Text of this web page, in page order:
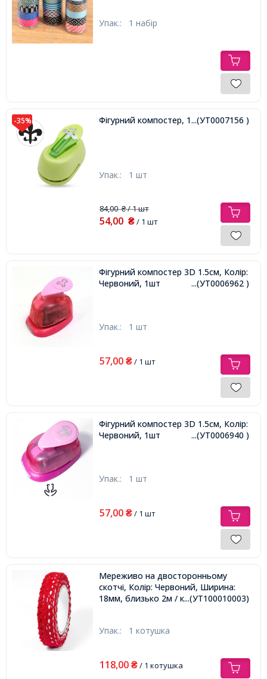
Упак.: 1 набір
-35% Фігурний компостер, 1шт ...(УТ0007156 )
Упак.: 1 шт
84,00₴/ 1 шт
54,00 ₴/ 1 шт
Фігурний компостер 3D 1.5см, Колір:
Червоний, 1шт
...(УТ0006962 )
Упак.: 1 шт
57,00 ₴/ 1 шт
Фігурний компостер 3D 1.5см, Колір:
Червоний, 1шт
...(УТ0006940 )
Упак.: 1 шт
57,00 ₴/ 1 шт
Мереживо на двосторонньому
скотчі, Колір: Червоний, Ширина:
18мм, близько 2м / котушка,...(УТ100010003)
Упак.: 1 котушка
118,00 ₴/ 1 котушка